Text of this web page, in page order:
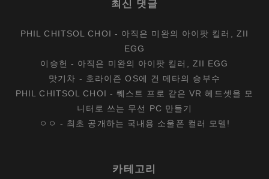
최신 댓글
PHIL CHITSOL CHOI - 아직은 미완의 아이팟 킬러, ZII
EGG
이승헌 - 아직은 미완의 아이팟 킬러, ZII EGG
맛기차 - 호라이즌 OS에 건 메타의 승부수
PHIL CHITSOL CHOI -퀘스트 프로 같은 VR 헤드셋을 모
니터로 쓰는 무선 PC 만들기
ㅇㅇ - 최초 공개하는 국내용 소울폰 컬러 모델!
카테고리